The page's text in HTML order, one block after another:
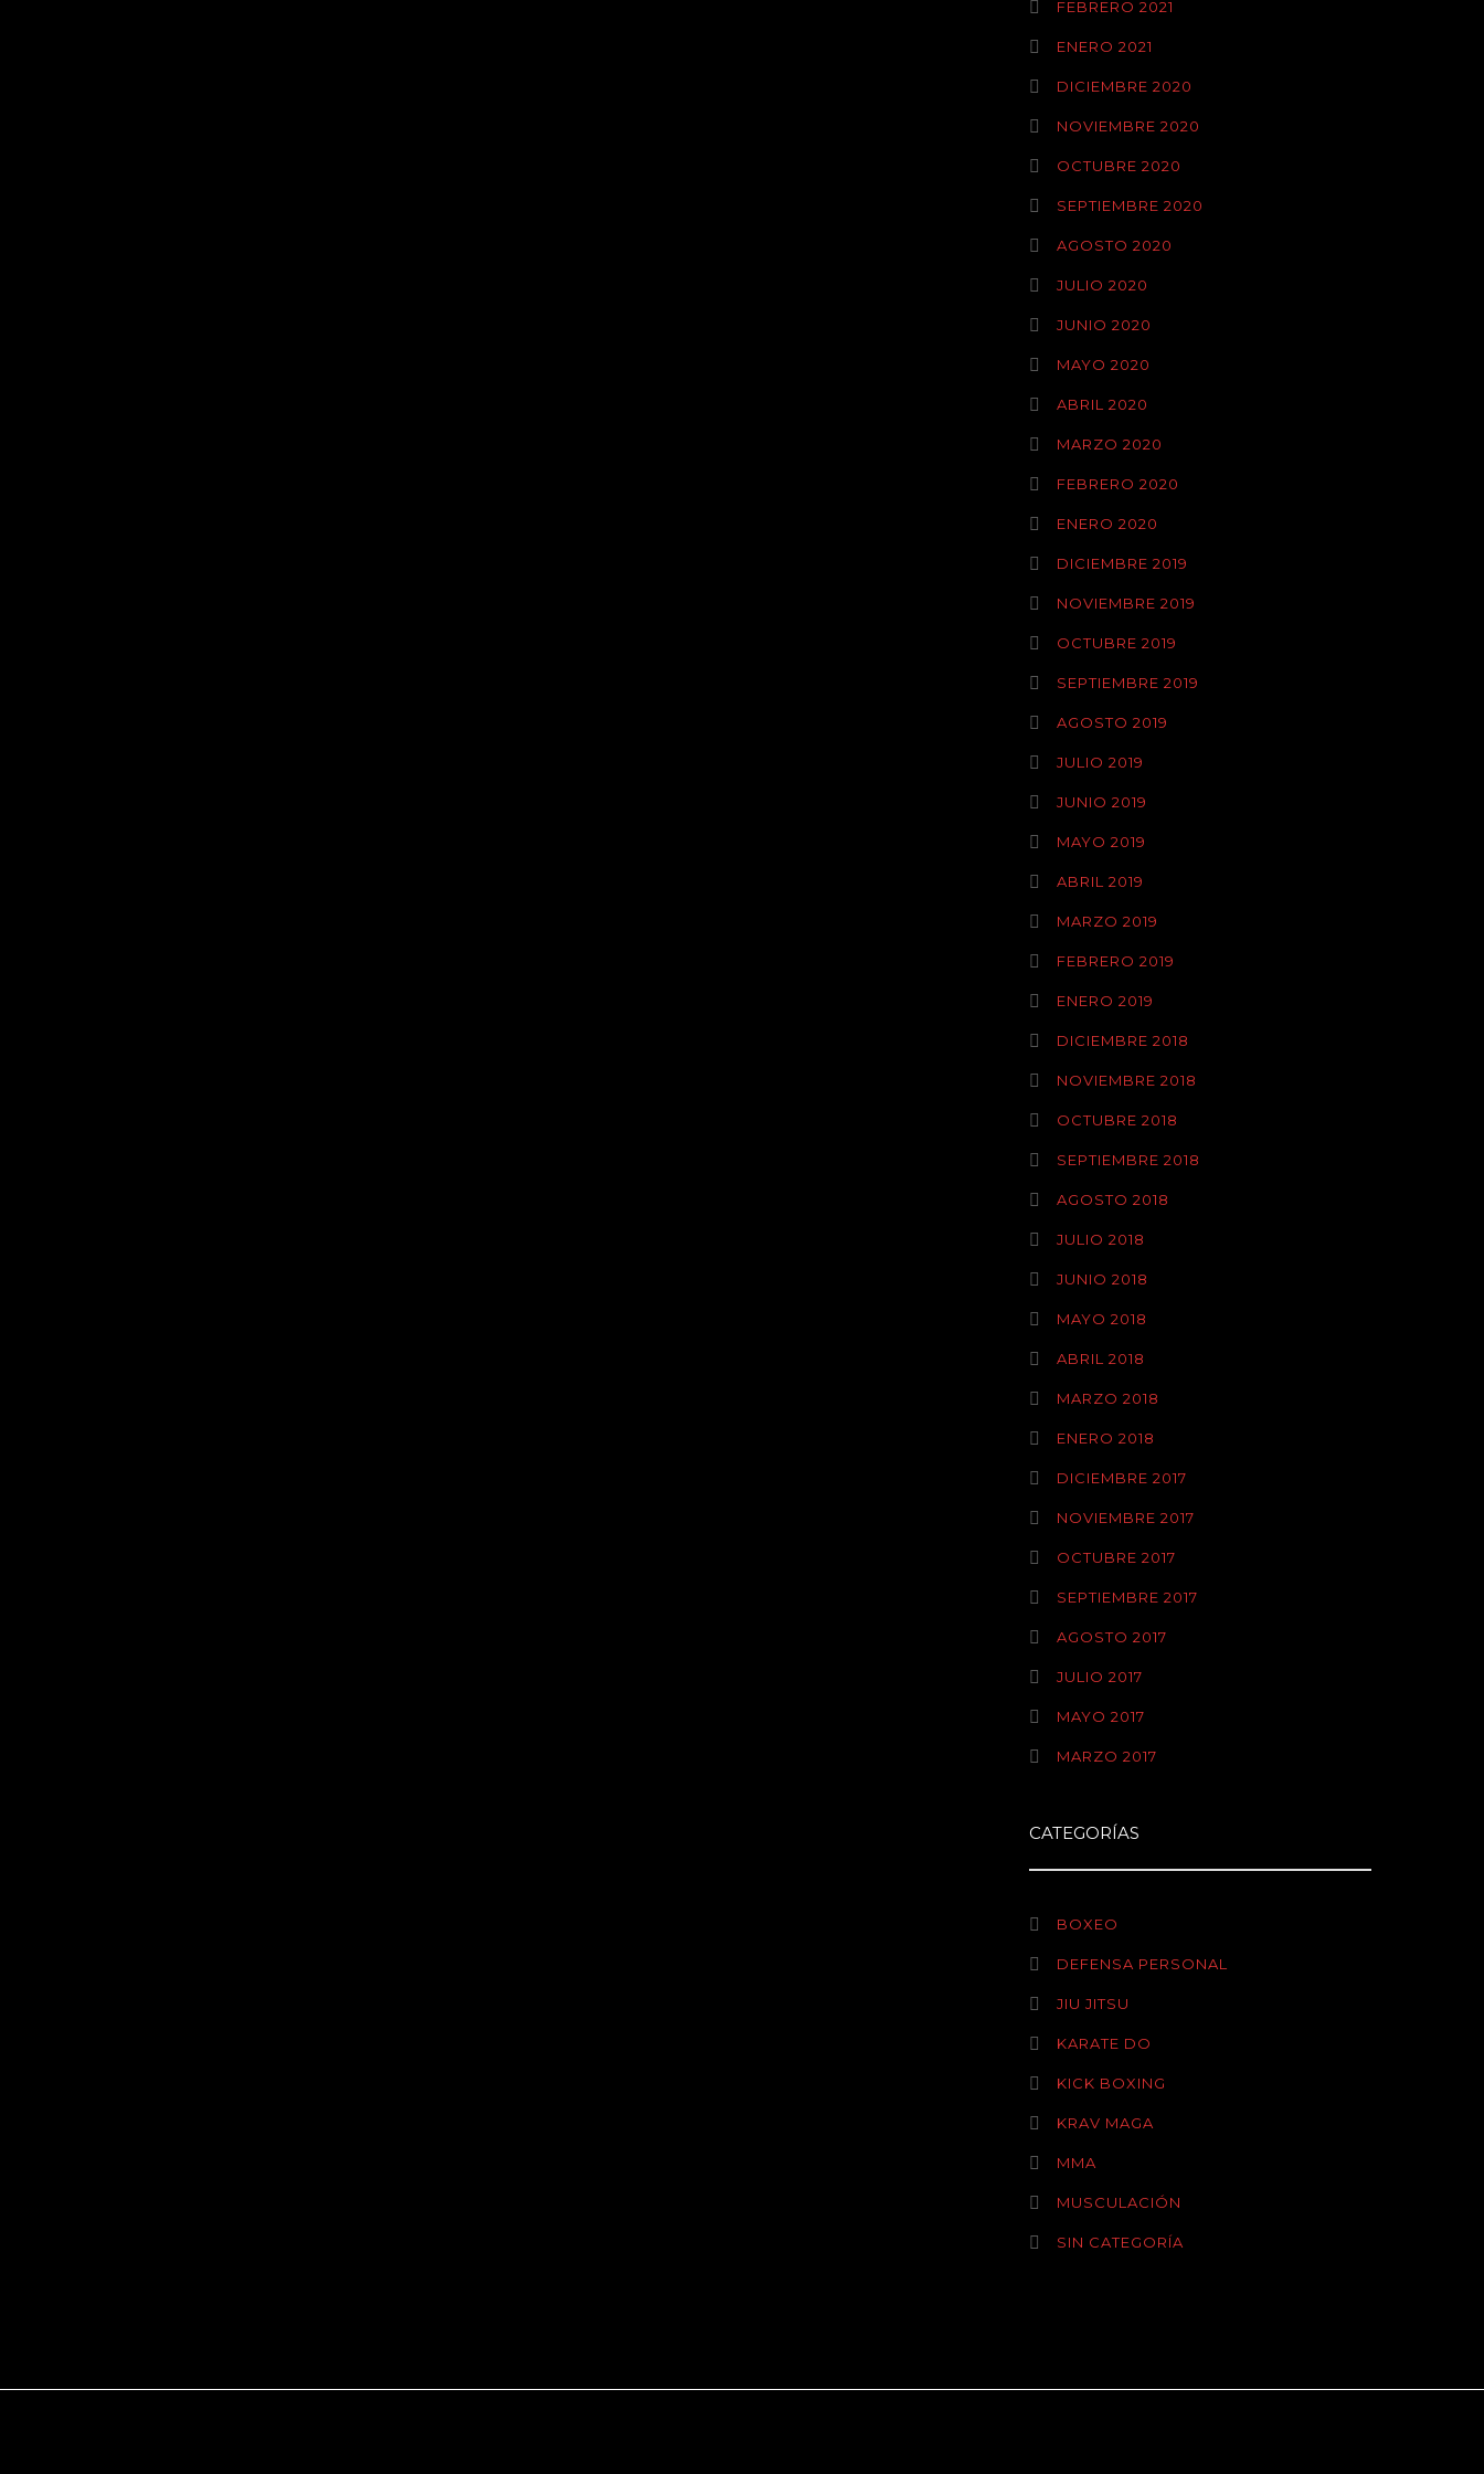
FEBRERO 2021
ENERO 2021
DICIEMBRE 2020
NOVIEMBRE 2020
OCTUBRE 2020
SEPTIEMBRE 2020
AGOSTO 2020
JULIO 2020
JUNIO 2020
MAYO 2020
ABRIL 2020
MARZO 2020
FEBRERO 2020
ENERO 2020
DICIEMBRE 2019
NOVIEMBRE 2019
OCTUBRE 2019
SEPTIEMBRE 2019
AGOSTO 2019
JULIO 2019
JUNIO 2019
MAYO 2019
ABRIL 2019
MARZO 2019
FEBRERO 2019
ENERO 2019
DICIEMBRE 2018
NOVIEMBRE 2018
OCTUBRE 2018
SEPTIEMBRE 2018
AGOSTO 2018
JULIO 2018
JUNIO 2018
MAYO 2018
ABRIL 2018
MARZO 2018
ENERO 2018
DICIEMBRE 2017
NOVIEMBRE 2017
OCTUBRE 2017
SEPTIEMBRE 2017
AGOSTO 2017
JULIO 2017
MAYO 2017
MARZO 2017
CATEGORÍAS
BOXEO
DEFENSA PERSONAL
JIU JITSU
KARATE DO
KICK BOXING
KRAV MAGA
MMA
MUSCULACIÓN
SIN CATEGORÍA